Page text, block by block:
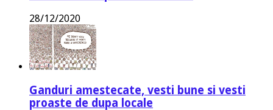
28/12/2020
Ganduri amestecate, vesti bune si vesti
proaste de dupa locale